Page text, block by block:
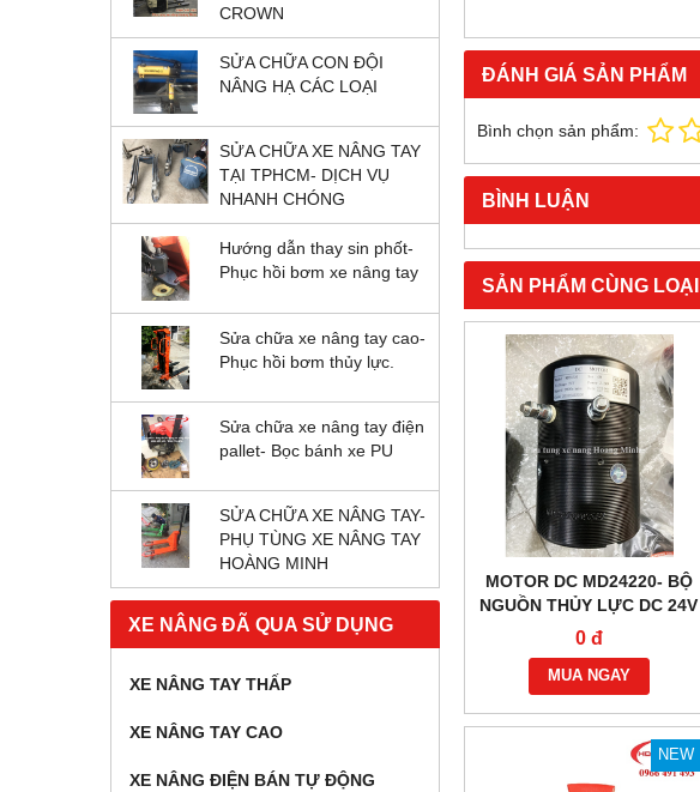
CROWN
SỬA CHỮA CON ĐỘI
NÂNG HẠ CÁC LOẠI
SỬA CHỮA XE NÂNG TAY
TẠI TPHCM- DỊCH VỤ
NHANH CHÓNG
Hướng dẫn thay sin phốt-
Phục hồi bơm xe nâng tay
Sửa chữa xe nâng tay cao-
Phục hồi bơm thủy lực.
Sửa chữa xe nâng tay điện
pallet- Bọc bánh xe PU
SỬA CHỮA XE NÂNG TAY-
PHỤ TÙNG XE NÂNG TAY
HOÀNG MINH
XE NÂNG ĐÃ QUA SỬ DỤNG
XE NÂNG TAY THẤP
XE NÂNG TAY CAO
XE NÂNG ĐIỆN BÁN TỰ ĐỘNG
ĐÁNH GIÁ SẢN PHẨM
Bình chọn sản phẩm:
BÌNH LUẬN
SẢN PHẨM CÙNG LOẠI
MOTOR DC MD24220- BỘ
NGUỒN THỦY LỰC DC 24V
2.2KW
0 đ
MUA NGAY
NEW